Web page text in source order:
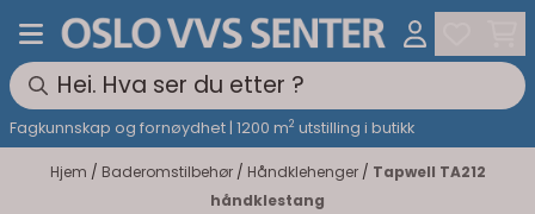
Hopp til innhold
Fagkunnskap og fornøydhet | 1200 m2 utstilling i butikk
Hjem / Baderomstilbehør / Håndklehenger / Tapwell TA212
håndklestang